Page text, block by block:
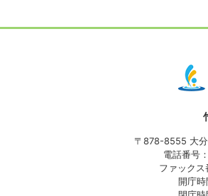
〒878-8555 大
電話番号
ファック
開庁